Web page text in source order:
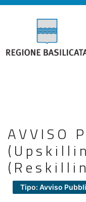
AVVISO
Tipo: Avviso